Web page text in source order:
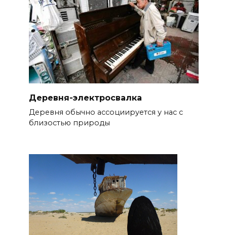
Деревня-электросвалка
Деревня обычно ассоциируется у нас с
близостью природы